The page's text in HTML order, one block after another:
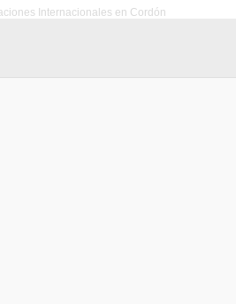
Internacionales en Cordón